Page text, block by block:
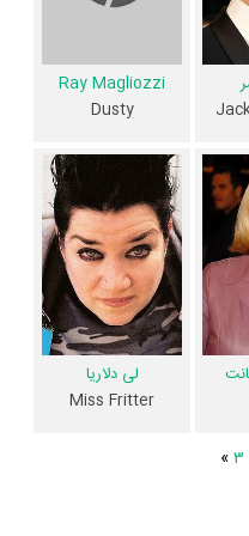
نیز در 1 لیست از فیلم ماشین‌ها 3 یاد کرده‌اند. همچنین در بخش
منظوماطلاعات بسیاری توسط
گالری عکس و پوستر فیلم
ماشین‌ها 3 10 عدد، در بخش ویدئو و تیزر فیلم ماشین‌ها 3 1 عدد، گردآوری و
درج شده است. همچنین تاکنون در بخش‌های حواشی فیلم ماشین‌ها 3،
دیالوگ برتر فیلم ماشین‌ها 3، سوتی فیلم ماشین‌ها 3 و نقد فیلم ماشین‌ها 3
این حد قانع نیستیم؛ باید
و کامل‌تر کنیم.
Ray Magliozzi
Dusty
لی دلاریا
Miss Fritter
»